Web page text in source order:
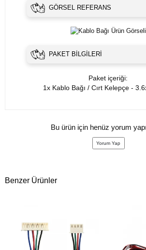
GÖRSEL REFERANS
PAKET BILGILERI
Paket içeriği:
1x Kablo Bağı / Cırt Kelepçe -
Bu ürün için henüz yorum
Yorum Yap
Benzer Ürünler